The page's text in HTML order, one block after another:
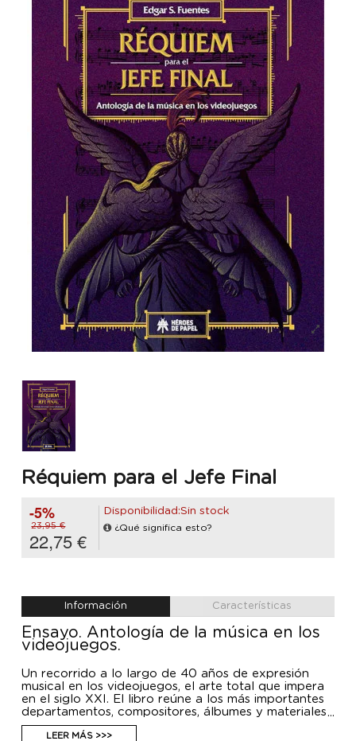
Réquiem para el Jefe Final
-5%
23,95 €
22,75 €
Disponibilidad:Sin stock
¿Qué significa esto?
Información Características
Ensayo. Antología de la música en los
videojuegos.
Un recorrido a lo largo de 40 años de expresión
musical en los videojuegos, el arte total que impera
en el siglo XXI. El libro reúne a los más importantes
departamentos, compositores, álbumes y materiales
relacionados con las bandas sonoras que han
marcado el sector, contenidos de aquellas obras
LEER MÁS >>>